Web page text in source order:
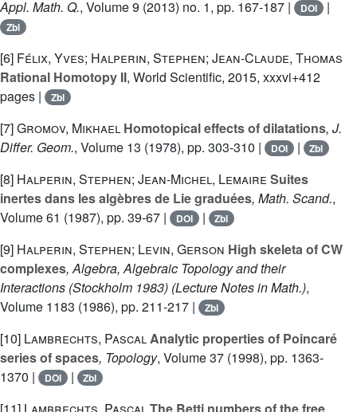
Appl. Math. Q., Volume 9 (2013) no. 1, pp. 167-187 | DOI |
Zbl
[6] Félix, Yves; Halperin, Stephen; Jean-Claude, Thomas
Rational Homotopy II, World Scientific, 2015, xxxvi+412
pages |
Zbl
[7]Gromov, Mikhael Homotopical effects of dilatations, J.
Differ. Geom., Volume 13 (1978), pp. 303-310 | DOI | Zbl
[8] Halperin, Stephen; Jean-Michel, Lemaire Suites
inertes dans les algèbres de Lie graduées, Math. Scand.,
Volume 61 (1987), pp. 39-67 | DOI | Zbl
[9] Halperin, Stephen; Levin, Gerson High skeleta of CW
complexes, Algebra, Algebraic Topology and their
Interactions (Stockholm 1983) (Lecture Notes in Math.),
Volume 1183 (1986), pp. 211-217 | Zbl
[10] Lambrechts, PascalAnalytic properties of Poincaré
series of spaces, Topology, Volume 37 (1998), pp. 1363-
1370 |
DOI | Zbl